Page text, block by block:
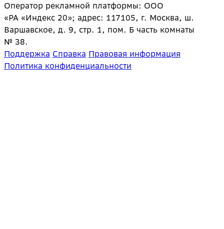
Оператор рекламной платформы: ООО
«РА «Индекс 20»; адрес: 117105, г. Москва, ш.
Варшавское, д. 9, стр. 1, пом. Б часть комнаты
№ 38.
Поддержка Справка Правовая информация
Политика конфиденциальности